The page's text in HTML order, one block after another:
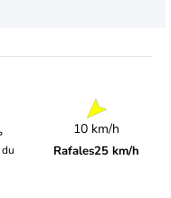
10 km/h
Rafales25 km/h